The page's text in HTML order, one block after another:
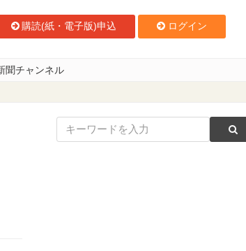
購読(紙・電子版)申込 ログイン
聞チャンネル